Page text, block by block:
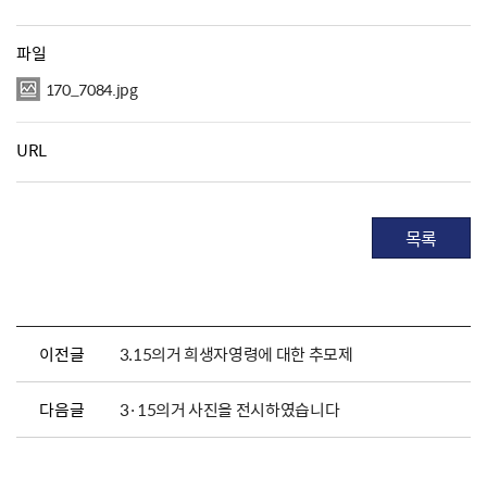
파일
170_7084.jpg
URL
목록
이전글 3.15의거 희생자영령에 대한 추모제
다음글 3·15의거 사진을 전시하였습니다